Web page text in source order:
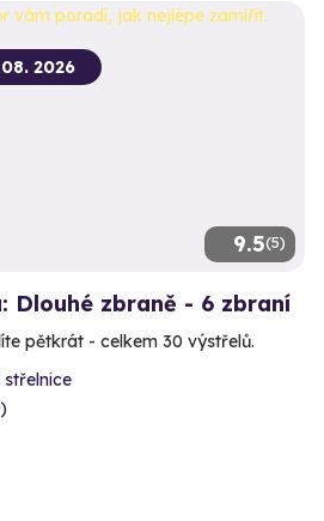
9.5(5)
2026
Dlouhé zbraně - 6 zbraní
pětkrát - celkem 30 výstřelů.